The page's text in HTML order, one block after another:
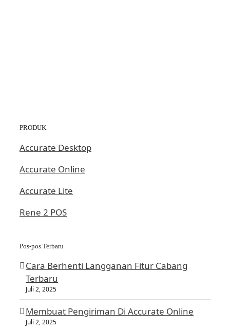
PRODUK
Accurate Desktop
Accurate Online
Accurate Lite
Rene 2 POS
Pos-pos Terbaru
Cara Berhenti Langganan Fitur Cabang
Terbaru
Juli 2, 2025
Membuat Pengiriman Di Accurate Online
Juli 2, 2025